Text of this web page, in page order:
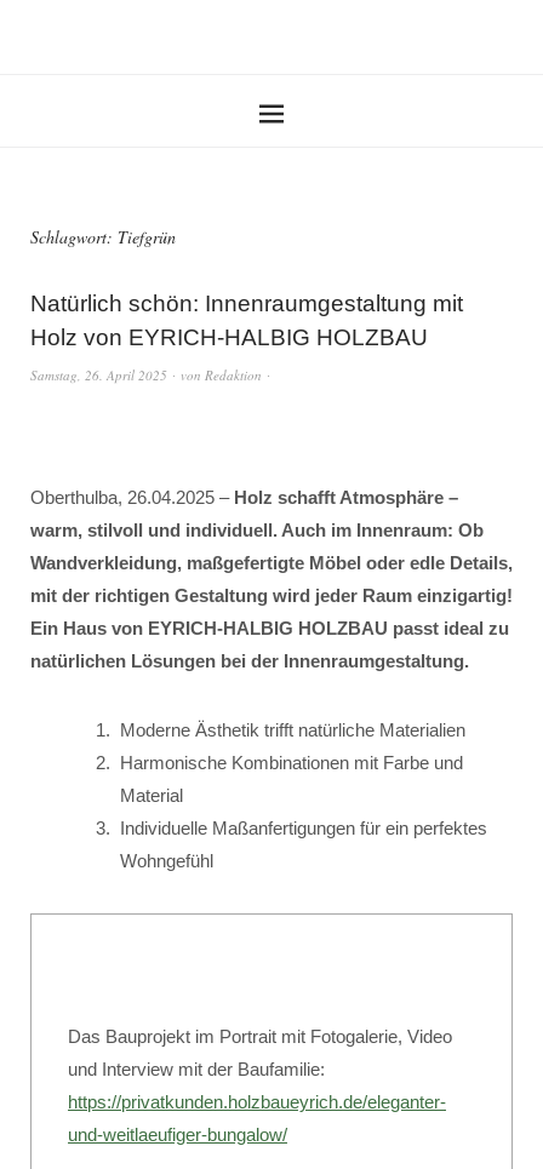
Schlagwort: Tiefgrün
Natürlich schön: Innenraumgestaltung mit
Holz von EYRICH-HALBIG HOLZBAU
Samstag, 26. April 2025 von Redaktion
Oberthulba, 26.04.2025 – Holz schafft Atmosphäre –
warm, stilvoll und individuell. Auch im Innenraum: Ob
Wandverkleidung, maßgefertigte Möbel oder edle Details,
mit der richtigen Gestaltung wird jeder Raum einzigartig!
Ein Haus von EYRICH-HALBIG HOLZBAU passt ideal zu
natürlichen Lösungen bei der Innenraumgestaltung.
Moderne Ästhetik trifft natürliche Materialien
Harmonische Kombinationen mit Farbe und
Material
Individuelle Maßanfertigungen für ein perfektes
Wohngefühl
Das Bauprojekt im Portrait mit Fotogalerie, Video
und Interview mit der Baufamilie:
https://privatkunden.holzbaueyrich.de/eleganter-
und-weitlaeufiger-bungalow/